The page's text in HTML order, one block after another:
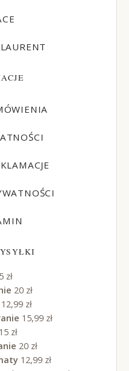
zł
20 zł
12,99 zł
15,99 zł
15 zł
20 zł
12,99 zł